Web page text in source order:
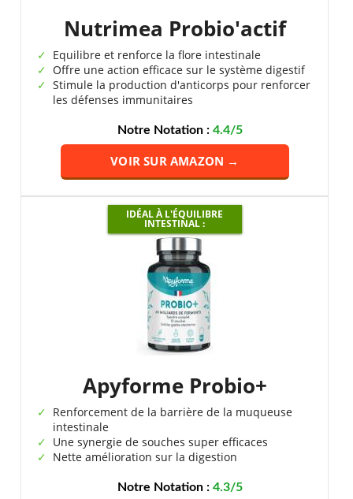
Nutrimea Probio'actif
Equilibre et renforce la flore intestinale
Offre une action efficace sur le système digestif
Stimule la production d'anticorps pour renforcer
les défenses immunitaires
Notre Notation :4.4/5
VOIR SUR AMAZON →
IDÉAL À L'ÉQUILIBRE
INTESTINAL :
Apyforme Probio+
Renforcement de la barrière de la muqueuse
intestinale
Une synergie de souches super efficaces
Nette amélioration sur la digestion
Notre Notation :4.3/5